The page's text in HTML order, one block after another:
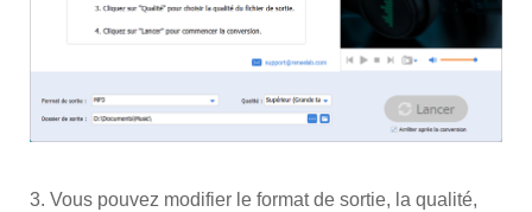
3. Vous pouvez modifier le format de sortie, la qualité,